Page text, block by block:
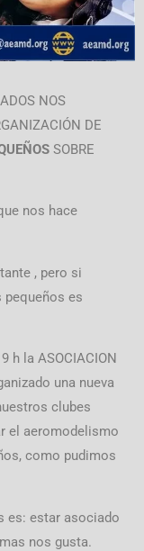
NOS
DE
SOBRE
nos hace
, pero si
pequeños es
h la ASOCIACION
una nueva
clubes
el aeromodelismo
como pudimos
es: estar asociado
nos gusta.